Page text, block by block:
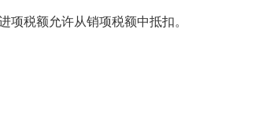
税额允许从销项税额中抵扣。